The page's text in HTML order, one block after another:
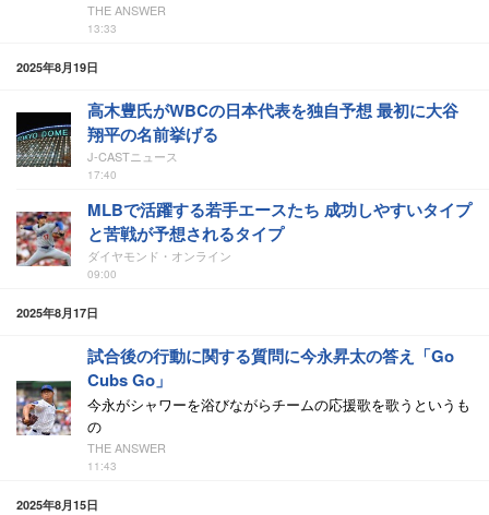
THE ANSWER
13:33
2025年8月19日
高木豊氏がWBCの日本代表を独自予想 最初に大谷
翔平の名前挙げる
J-CASTニュース
17:40
MLBで活躍する若手エースたち 成功しやすいタイプ
と苦戦が予想されるタイプ
ダイヤモンド・オンライン
09:00
2025年8月17日
試合後の行動に関する質問に今永昇太の答え「Go
Cubs Go」
今永がシャワーを浴びながらチームの応援歌を歌うというも
の
THE ANSWER
11:43
2025年8月15日